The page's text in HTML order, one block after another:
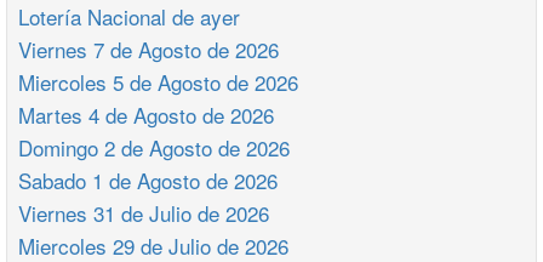
Lotería Nacional de ayer
Viernes 7 de Agosto de 2026
Miercoles 5 de Agosto de 2026
Martes 4 de Agosto de 2026
Domingo 2 de Agosto de 2026
Sabado 1 de Agosto de 2026
Viernes 31 de Julio de 2026
Miercoles 29 de Julio de 2026